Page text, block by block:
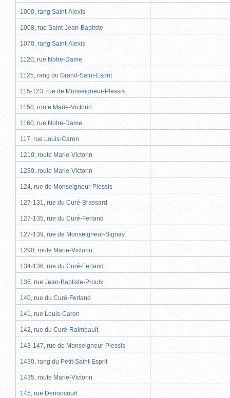
1000, rang Saint-Alexis
1008, rue Saint-Jean-Baptiste
1070, rang Saint-Alexis
1120, rue Notre-Dame
1125, rang du Grand-Saint-Esprit
115-123, rue de Monseigneur-Plessis
1150, route Marie-Victorin
1160, rue Notre-Dame
117, rue Louis-Caron
1210, route Marie-Victorin
1230, route Marie-Victorin
124, rue de Monseigneur-Plessis
127-131, rue du Curé-Brassard
127-135, rue du Curé-Ferland
127-139, rue de Monseigneur-Signay
1290, route Marie-Victorin
134-136, rue du Curé-Ferland
136, rue Jean-Baptiste-Proulx
140, rue du Curé-Ferland
141, rue Louis-Caron
142, rue du Curé-Raimbault
143-147, rue de Monseigneur-Plessis
1430, rang du Petit-Saint-Esprit
1435, route Marie-Victorin
145, rue Denoncourt